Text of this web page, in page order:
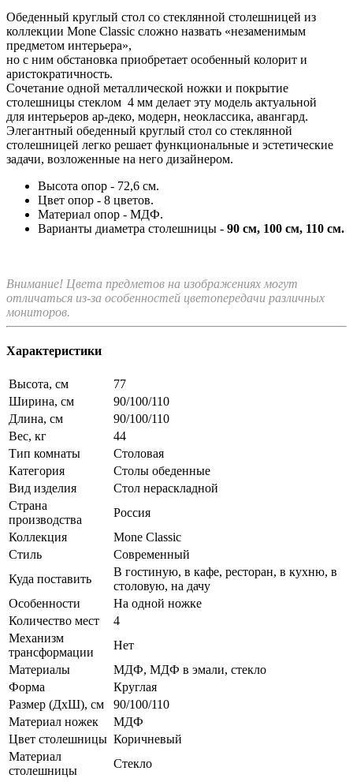
Обеденный круглый стол со стеклянной столешницей из
коллекции Mone Classic сложно назвать «незаменимым
предметом интерьера»,
но с ним обстановка приобретает особенный колорит и
аристократичность.
Сочетание одной металлической ножки и покрытие
столешницы стеклом 4 мм делает эту модель актуальной
для интерьеров ар-деко, модерн, неоклассика, авангард.
Элегантный обеденный круглый стол со стеклянной
столешницей легко решает функциональные и эстетические
задачи, возложенные на него дизайнером.
Высота опор - 72,6 см.
Цвет опор - 8 цветов.
Материал опор - МДФ.
Варианты диаметра столешницы - 90 см, 100 см, 110 см.
Внимание! Цвета предметов на изображениях могут
отличаться из-за особенностей цветопередачи различных
мониторов.
Характеристики
Высота, см
77
Ширина, см
90/100/110
Длина, см
90/100/110
Вес, кг
44
Тип комнаты
Столовая
Категория
Столы обеденные
Вид изделия
Стол нераскладной
Страна
производства
Россия
Коллекция
Mone Classic
Стиль
Современный
Куда поставить
В гостиную, в кафе, ресторан, в кухню, в
столовую, на дачу
Особенности
На одной ножке
Количество мест
4
Механизм
трансформации
Нет
Материалы
МДФ, МДФ в эмали, стекло
Форма
Круглая
Размер (ДхШ), см
90/100/110
Материал ножек
МДФ
Цвет столешницы Коричневый
Материал
столешницы
Стекло